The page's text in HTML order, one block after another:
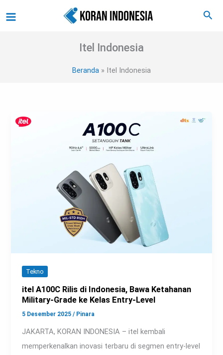
ke
Cari
Itel Indonesia
Beranda Itel Indonesia
Tekno
itel A100C Rilis di Indonesia, Bawa Ketahanan
Military-Grade ke Kelas Entry-Level
5 Desember 2025/ Pinara
JAKARTA, KORAN INDONESIA – itel kembali
memperkenalkan inovasi terbaru di segmen entry-level